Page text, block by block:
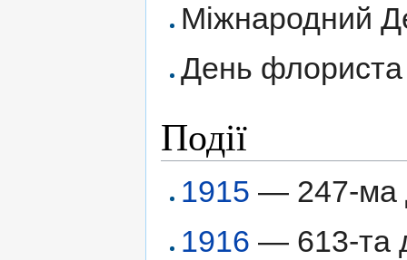
Міжнародний
День флориста
Події
1915 — 247-ма
1916 — 613-та